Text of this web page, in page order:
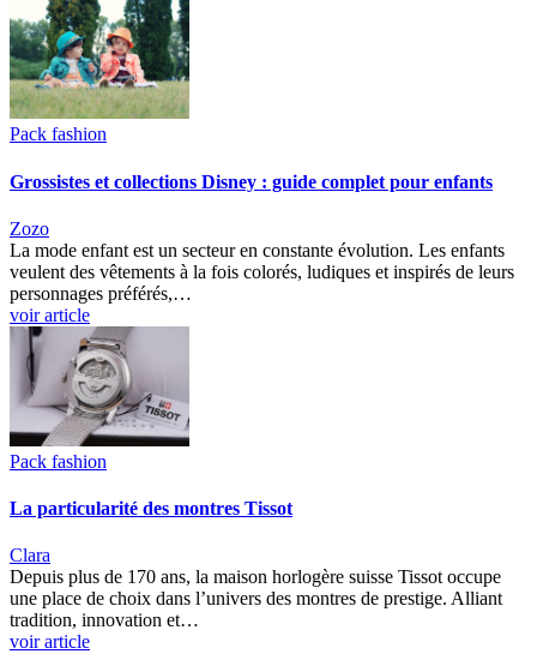
Pack fashion
Grossistes et collections Disney : guide complet pour enfants
Zozo
La mode enfant est un secteur en constante évolution. Les enfants
veulent des vêtements à la fois colorés, ludiques et inspirés de leurs
personnages préférés,…
voir article
Pack fashion
La particularité des montres Tissot
Clara
Depuis plus de 170 ans, la maison horlogère suisse Tissot occupe
une place de choix dans l’univers des montres de prestige. Alliant
tradition, innovation et…
voir article